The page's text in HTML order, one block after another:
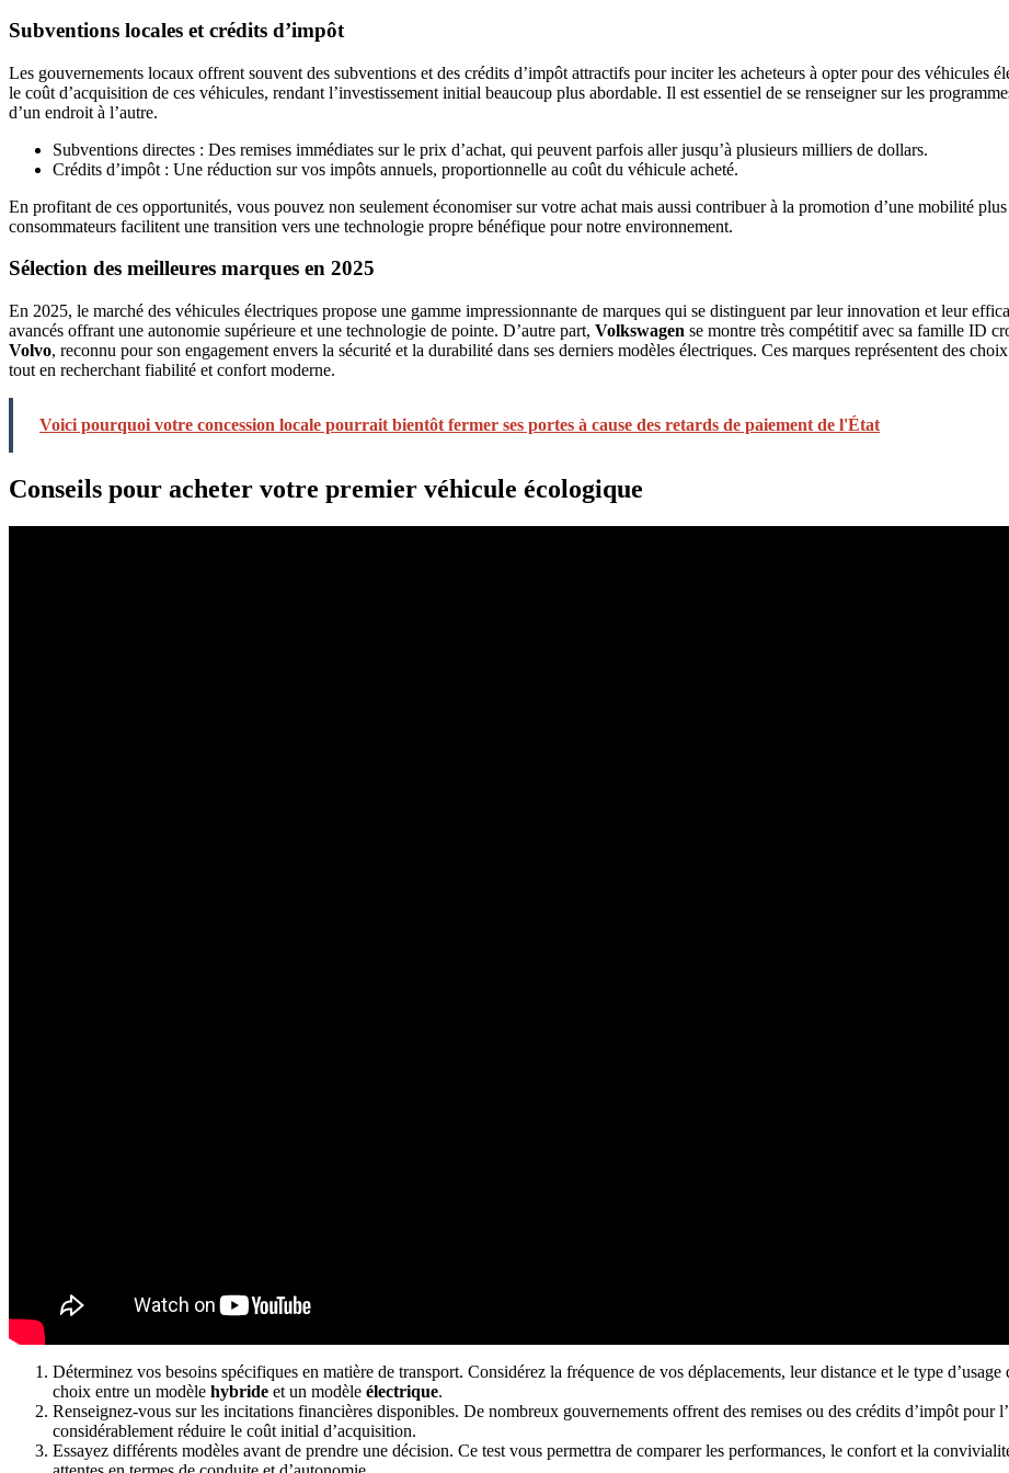
Subventions locales et crédits d’impôt
Les gouvernements locaux offrent souvent des subventions et des crédits d’impôt attractifs pour inciter les acheteurs à opter pour des véhicules
le coût d’acquisition de ces véhicules, rendant l’investissement initial beaucoup plus abordable. Il est essentiel de se renseigner sur les
d’un endroit à l’autre.
Subventions directes : Des remises immédiates sur le prix d’achat, qui peuvent parfois aller jusqu’à plusieurs milliers de dollars.
Crédits d’impôt : Une réduction sur vos impôts annuels, proportionnelle au coût du véhicule acheté.
En profitant de ces opportunités, vous pouvez non seulement économiser sur votre achat mais aussi contribuer à la promotion d’une mobilité
consommateurs facilitent une transition vers une technologie propre bénéfique pour notre environnement.
Sélection des meilleures marques en 2025
En 2025, le marché des véhicules électriques propose une gamme impressionnante de marques qui se distinguent par leur innovation et leur
avancés offrant une autonomie supérieure et une technologie de pointe. D’autre part, Volkswagen se montre très compétitif avec sa famille ID
Volvo, reconnu pour son engagement envers la sécurité et la durabilité dans ses derniers modèles électriques. Ces marques représentent des
tout en recherchant fiabilité et confort moderne.
Voici pourquoi votre concession locale pourrait bientôt fermer ses portes à cause des retards de paiement de l'État
Conseils pour acheter votre premier véhicule écologique
Déterminez vos besoins spécifiques en matière de transport. Considérez la fréquence de vos déplacements, leur distance et le type
choix entre un modèle hybride et un modèle électrique.
Renseignez-vous sur les incitations financières disponibles. De nombreux gouvernements offrent des remises ou des crédits d’impôt pour
considérablement réduire le coût initial d’acquisition.
Essayez différents modèles avant de prendre une décision. Ce test vous permettra de comparer les performances, le confort et la